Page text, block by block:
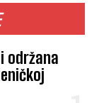
održana